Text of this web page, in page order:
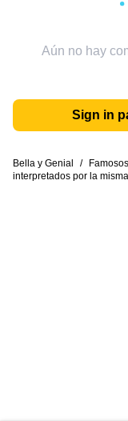
Aún no hay
Sign in
Bella y Genial / Famosos
interpretados por la